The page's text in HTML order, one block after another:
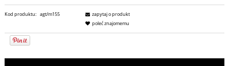
Kod produktu: agt/m155
zapytaj o produkt
poleć znajomemu